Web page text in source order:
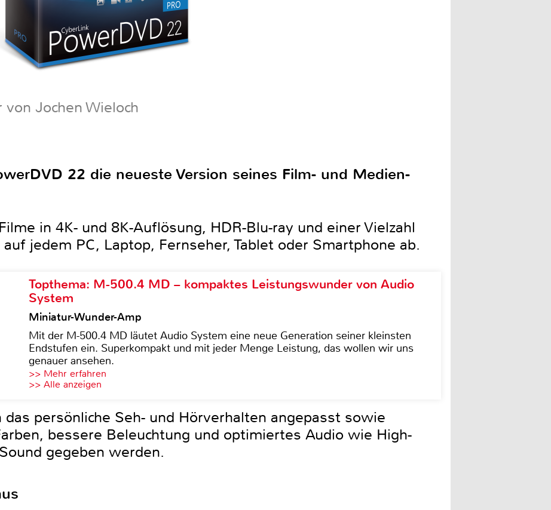
Jochen Wieloch
22 die neueste Version seines Film- und Medien-
in 4K- und 8K-Auflösung, HDR-Blu-ray und einer Vielzahl
jedem PC, Laptop, Fernseher, Tablet oder Smartphone ab.
Topthema: M-500.4 MD – kompaktes Leistungswunder von Audio
System
Miniatur-Wunder-Amp
Mit der M-500.4 MD läutet Audio System eine neue Generation seiner kleinsten
Endstufen ein. Superkompakt und mit jeder Menge Leistung, das wollen wir uns
genauer ansehen.
>> Mehr erfahren
>> Alle anzeigen
persönliche Seh- und Hörverhalten angepasst sowie
bessere Beleuchtung und optimiertes Audio wie High-
gegeben werden.